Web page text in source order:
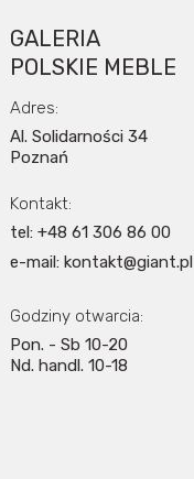
GALERIA
POLSKIE MEBLE
Adres:
Al. Solidarności 34
Poznań
Kontakt:
tel: +48 61 306 86 00
e-mail: kontakt@giant.pl
Godziny otwarcia:
Pon. - Sb 10-20
Nd. handl. 10-18